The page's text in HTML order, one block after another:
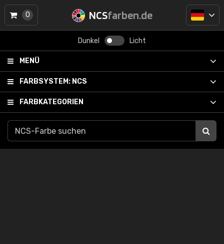
NCSfarben.de
Dunkel Licht
MENÜ
FARBSYSTEM: NCS
FARBKATEGORIEN
0